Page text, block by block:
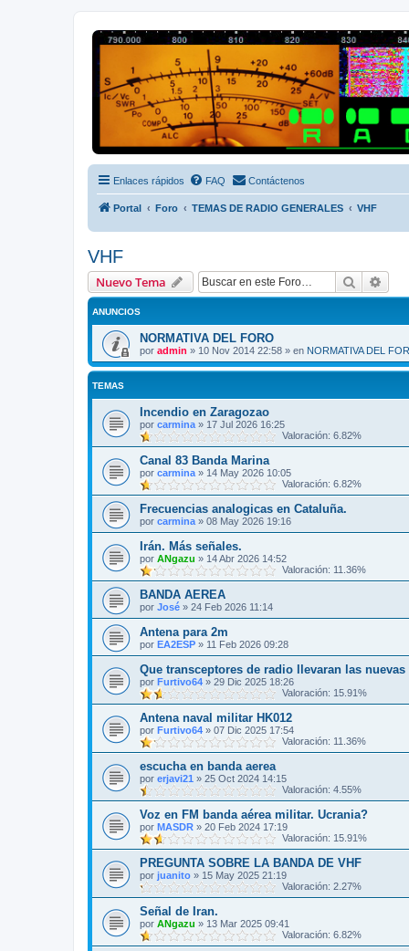
Radio Frecuencias
Foro de Radio Frecuencias
Enlaces rápidos FAQ Contáctenos
Portal Foro TEMAS DE RADIO GENERALES VHF
VHF
Nuevo Tema Buscar
ANUNCIOS
NORMATIVA DEL FORO
por admin » 10 Nov 2014 22:58 » en NORMATIVA DEL
TEMAS
Incendio en Zaragozao
por carmina » 17 Jul 2026 16:25
Valoración: 6.82%
Canal 83 Banda Marina
por carmina » 14 May 2026 10:05
Valoración: 6.82%
Frecuencias analogicas en Cataluña.
por carmina » 08 May 2026 19:16
Irán. Más señales.
por ANgazu » 14 Abr 2026 14:52
Valoración: 11.36%
BANDA AEREA
por José » 24 Feb 2026 11:14
Antena para 2m
por EA2ESP » 11 Feb 2026 09:28
Que transceptores de radio llevaran las nuevas
por Furtivo64 » 29 Dic 2025 18:26
Valoración: 15.91%
Antena naval militar HK012
por Furtivo64 » 07 Dic 2025 17:54
Valoración: 11.36%
escucha en banda aerea
por erjavi21 » 25 Oct 2024 14:15
Valoración: 4.55%
Voz en FM banda aérea militar. Ucrania?
por MASDR » 20 Feb 2024 17:19
Valoración: 15.91%
PREGUNTA SOBRE LA BANDA DE VHF
por juanito » 15 May 2025 21:19
Valoración: 2.27%
Señal de Iran.
por ANgazu » 13 Mar 2025 09:41
Valoración: 6.82%